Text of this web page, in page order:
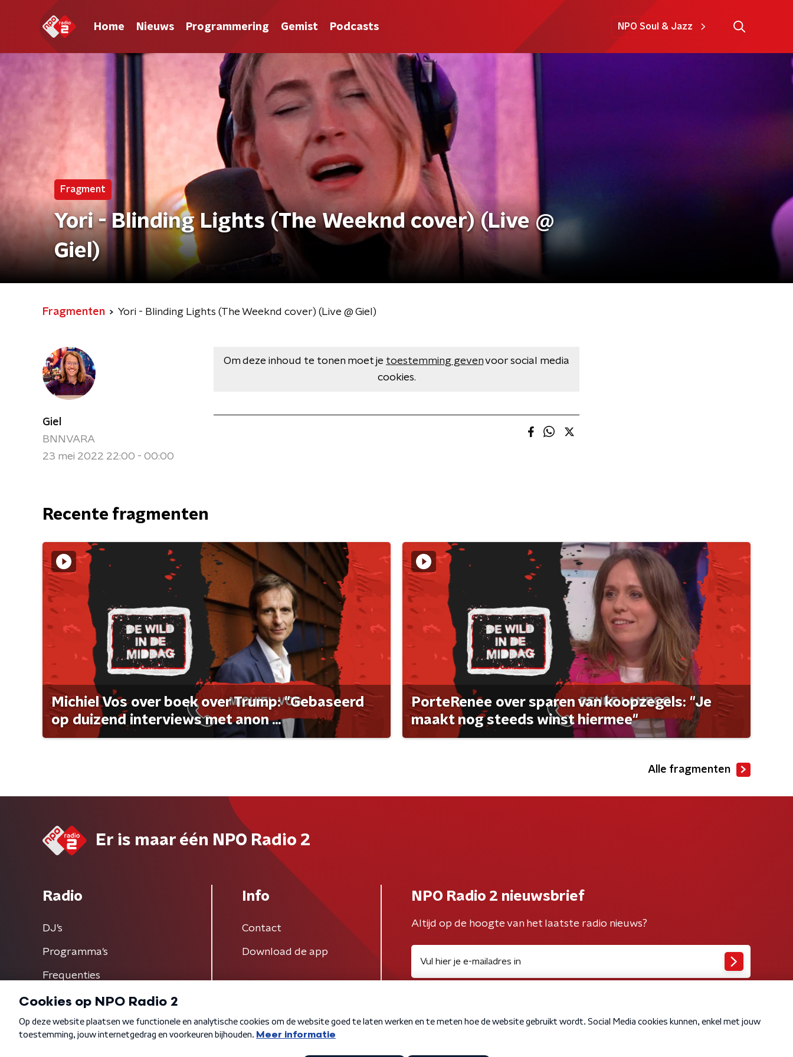
Home Nieuws Programmering Gemist Podcasts NPO Soul & Jazz
Fragment
Yori - Blinding Lights (The Weeknd cover) (Live @
Giel)
Fragmenten Yori - Blinding Lights (The Weeknd cover) (Live @ Giel)
Giel
BNNVARA
23 mei 2022 22:00 - 00:00
Om deze inhoud te tonen moet je toestemming gevenvoor social media
cookies.
Recente fragmenten
Michiel Vos over boek over Trump: "Gebaseerd
op duizend interviews met anon ...
PorteRenee over sparen van koopzegels: "Je
maakt nog steeds winst hiermee"
Alle fragmenten
Er is maar één NPO Radio 2
Radio
DJ’s
Programma's
Frequenties
Info
Contact
Download de app
NPO Radio 2 nieuwsbrief
Altijd op de hoogte van het laatste radio nieuws?
Algemene voorwaarden Privacybeleid